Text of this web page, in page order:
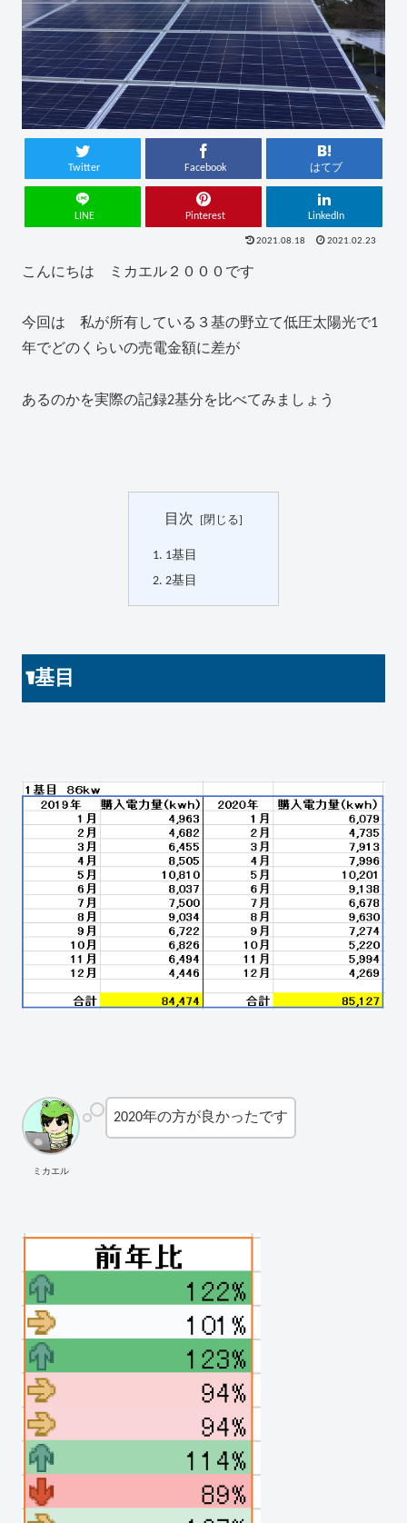
Twitter Facebook はてブ
LINE Pinterest LinkedIn
2021.08.18 2021.02.23
こんにちは ミカエル２０００です
今回は 私が所有している３基の野立て低圧太陽光で1
年でどのくらいの売電金額に差が
あるのかを実際の記録2基分を比べてみましょう
目次
1基目
2基目
1基目
ミカエル
2020年の方が良かったです